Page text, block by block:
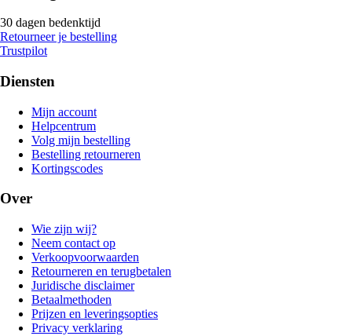
30 dagen bedenktijd
Retourneer je bestelling
Trustpilot
Diensten
Mijn account
Helpcentrum
Volg mijn bestelling
Bestelling retourneren
Kortingscodes
Over
Wie zijn wij?
Neem contact op
Verkoopvoorwaarden
Retourneren en terugbetalen
Juridische disclaimer
Betaalmethoden
Prijzen en leveringsopties
Privacy verklaring